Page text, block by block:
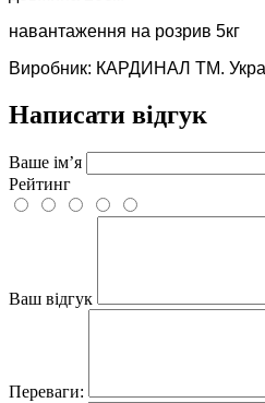
навантаження на розрив 5кг
Виробник: КАРДИНАЛ ТМ.
Написати відгук
Ваше ім’я
Рейтинг
Ваш відгук
Переваги: